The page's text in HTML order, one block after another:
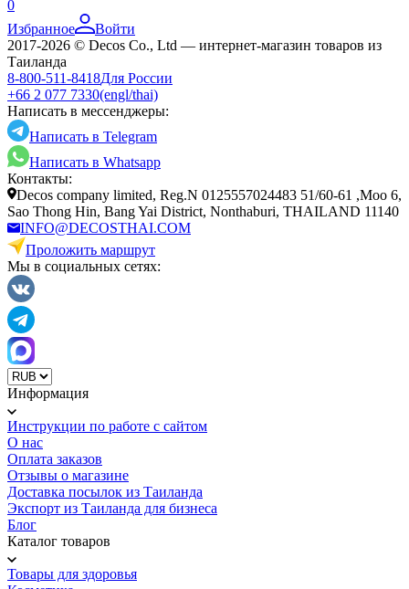
0
Избранное
Войти
2017-2026 © Decos Co., Ltd — интернет-магазин товаров из
Таиланда
8-800-511-8418Для России
+66 2 077 7330(engl/thai)
Написать в мессенджеры:
Написать в Telegram
Написать в Whatsapp
Контакты:
Decos company limited, Reg.N 0125557024483 51/60-61 ,Moo 6,
Sao Thong Hin, Bang Yai District, Nonthaburi, THAILAND 11140
INFO@DECOSTHAI.COM
Проложить маршрут
Мы в социальных сетях:
Информация
Инструкции по работе с сайтом
О нас
Оплата заказов
Отзывы о магазине
Доставка посылок из Таиланда
Экспорт из Таиланда для бизнеса
Блог
Каталог товаров
Товары для здоровья